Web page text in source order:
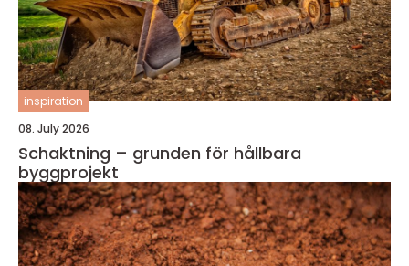
inspiration
08. July 2026
Schaktning – grunden för hållbara
byggprojekt